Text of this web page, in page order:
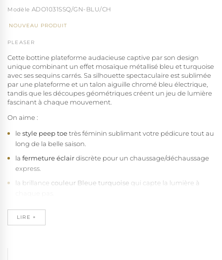
ADO1031SSQ/GN-BLU/CH
NOUVEAU PRODUIT
PLEASER
Cette bottine plateforme audacieuse captive par son design
unique combinant un effet mosaïque métallisé bleu et turquoise
avec ses sequins carrés. Sa silhouette spectaculaire est sublimée
par une plateforme et un talon aiguille chromé bleu électrique,
tandis que les découpes géométriques créent un jeu de lumière
fascinant à chaque mouvement.
On aime :
le style peep toetrès féminin sublimant votre pédicure tout au
long de la belle saison.
la fermeture éclairdiscrète pour un chaussage/déchaussage
express.
la brillance couleur Bleue turquoise qui capte la lumière à
de votre démarche.
LIRE +